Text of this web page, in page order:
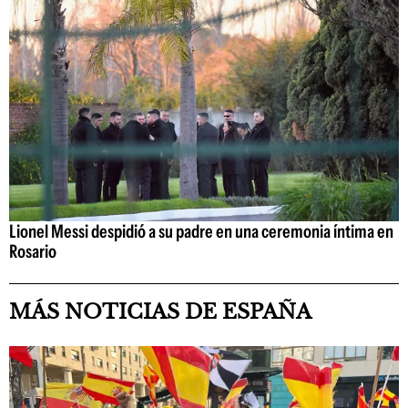
Lionel Messi despidió a su padre en una ceremonia íntima en
Rosario
MÁS NOTICIAS DE ESPAÑA